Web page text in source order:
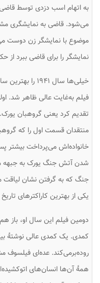
به اتهام اسب دزدی توسط قاضی
می‌شود. قاضی به نمایشگری
موضوع با نمایشگر زن دوست
نمایشگر را برای قاضی ببرد از
فیلم به‌غایت عالی ظاهر شد.
تقدیم کرد یعنی گروهبان
منتقدان قسمت اول را که
خانواده‌اش می‌پرداخت بیشتر
شدن آتش جنگ یورک به جبهه
جنگ که به گرفتن نشان
یکی از بهترین کاراکترهای
دومین فیلم این سال او، باز
کمدی. یک کمدی عالی نوشتهٔ
روده‌برمی‌کند. عده‌ای فیلسوف
همهٔ آن‌ها انسان‌های